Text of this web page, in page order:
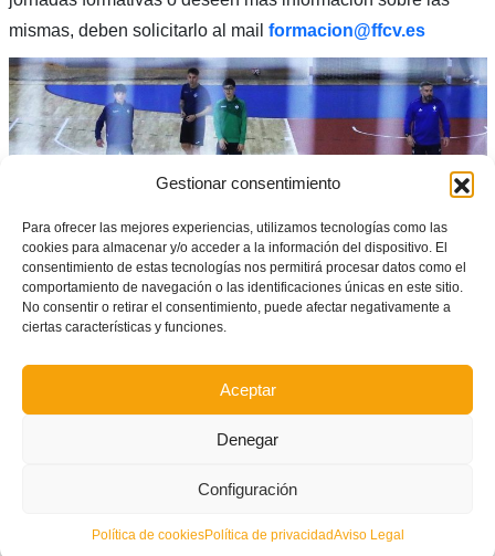
Gestionar consentimiento
Para ofrecer las mejores experiencias, utilizamos tecnologías como las
cookies para almacenar y/o acceder a la información del dispositivo. El
consentimiento de estas tecnologías nos permitirá procesar datos como el
comportamiento de navegación o las identificaciones únicas en este sitio.
No consentir o retirar el consentimiento, puede afectar negativamente a
ciertas características y funciones.
Aceptar
Denegar
Configuración
Política de cookiesPolítica de privacidadAviso Legal
mismas, deben solicitarlo al mail formacion@ffcv.es